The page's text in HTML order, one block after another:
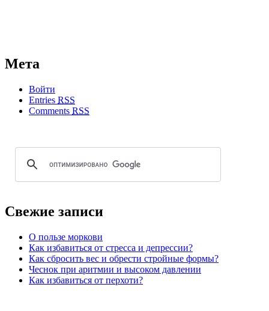
Мета
Войти
Entries RSS
Comments RSS
Свежие записи
О пользе моркови
Как избавиться от стресса и депрессии?
Как сбросить вес и обрести стройные формы?
Чеснок при аритмии и высоком давлении
Как избавиться от перхоти?